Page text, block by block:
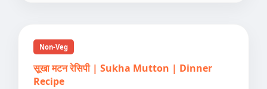
Non-Veg
सूखा मटन रेसिपी | Sukha Mutton | Dinner
Recipe